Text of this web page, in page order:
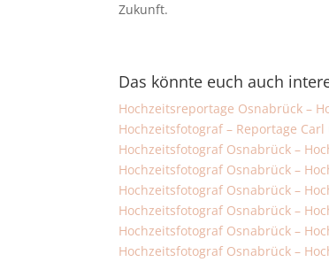
Zukunft.
Das könnte euch auch
Hochzeitsreportage Osnabrück –
Hochzeitsfotograf – Reportage
Hochzeitsfotograf Osnabrück –
Hochzeitsfotograf Osnabrück –
Hochzeitsfotograf Osnabrück –
Hochzeitsfotograf Osnabrück –
Hochzeitsfotograf Osnabrück –
Hochzeitsfotograf Osnabrück –